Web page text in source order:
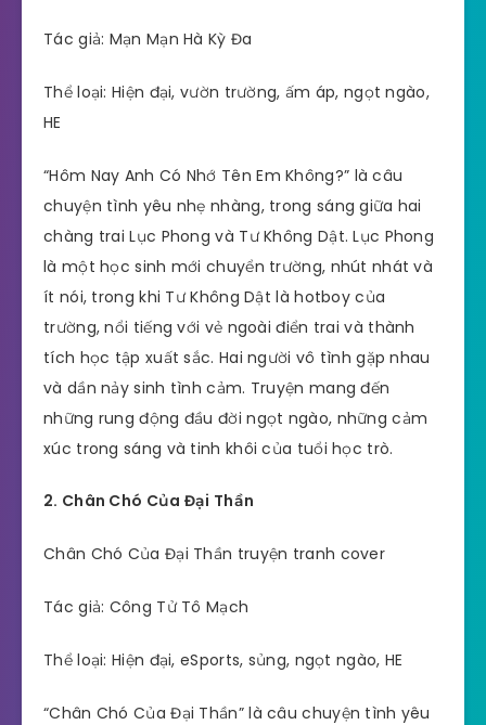
Tác giả: Mạn Mạn Hà Kỳ Đa
Thể loại: Hiện đại, vườn trường, ấm áp, ngọt ngào,
HE
“Hôm Nay Anh Có Nhớ Tên Em Không?” là câu
chuyện tình yêu nhẹ nhàng, trong sáng giữa hai
chàng trai Lục Phong và Tư Không Dật. Lục Phong
là một học sinh mới chuyển trường, nhút nhát và
ít nói, trong khi Tư Không Dật là hotboy của
trường, nổi tiếng với vẻ ngoài điển trai và thành
tích học tập xuất sắc. Hai người vô tình gặp nhau
và dần nảy sinh tình cảm. Truyện mang đến
những rung động đầu đời ngọt ngào, những cảm
xúc trong sáng và tinh khôi của tuổi học trò.
2. Chân Chó Của Đại Thần
Chân Chó Của Đại Thần truyện tranh cover
Tác giả: Công Tử Tô Mạch
Thể loại: Hiện đại, eSports, sủng, ngọt ngào, HE
“Chân Chó Của Đại Thần” là câu chuyện tình yêu